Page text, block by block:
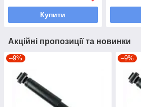
Купити
Акційні пропозиції та новинки
–9% –9%